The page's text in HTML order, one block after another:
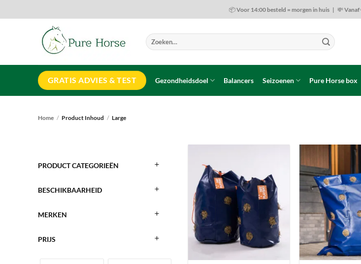
naar
📦 Voor 14:00 besteld = morgen in huis | 💸
Zoeken
naar:
GRATIS ADVIES & TEST Gezondheidsdoel Balancers Seizoenen Pure Horse box
Home / Product Inhoud / Large
PRODUCT CATEGORIEËN
BESCHIKBAARHEID
MERKEN
PRIJS
aan
wenslijst